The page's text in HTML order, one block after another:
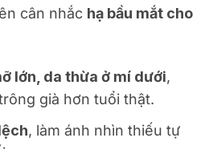
cân nhắc hạ bầu mắt cho
lớn, da thừa ở mí dưới,
già hơn tuổi thật.
, làm ánh nhìn thiếu tự